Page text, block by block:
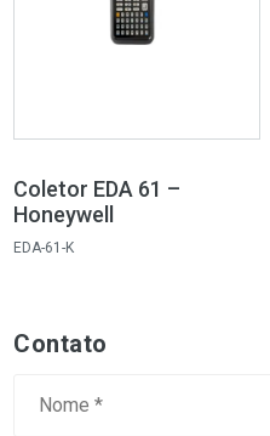
Coletor EDA 61 –
Honeywell
EDA-61-K
Contato